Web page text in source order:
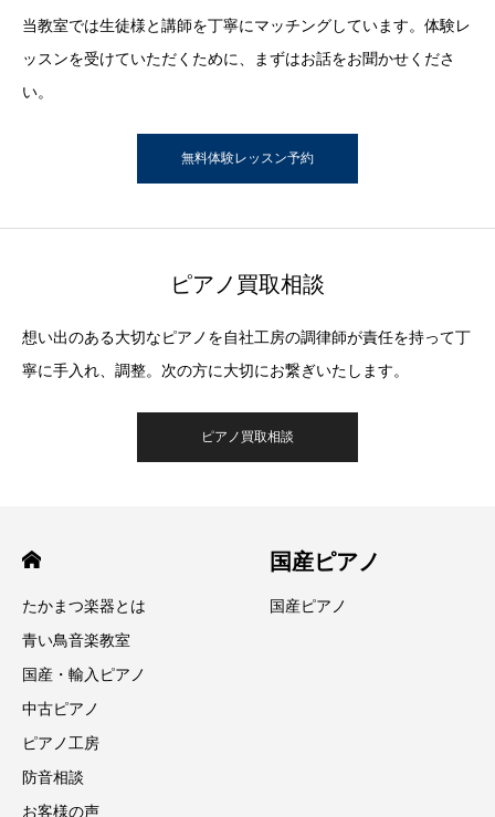
当教室では生徒様と講師を丁寧にマッチングしています。体験レ
ッスンを受けていただくために、まずはお話をお聞かせくださ
い。
無料体験レッスン予約
ピアノ買取相談
想い出のある大切なピアノを自社工房の調律師が責任を持って丁
寧に手入れ、調整。次の方に大切にお繋ぎいたします。
ピアノ買取相談
たかまつ楽器とは
青い鳥音楽教室
国産・輸入ピアノ
中古ピアノ
ピアノ工房
防音相談
お客様の声
国産ピアノ
国産ピアノ